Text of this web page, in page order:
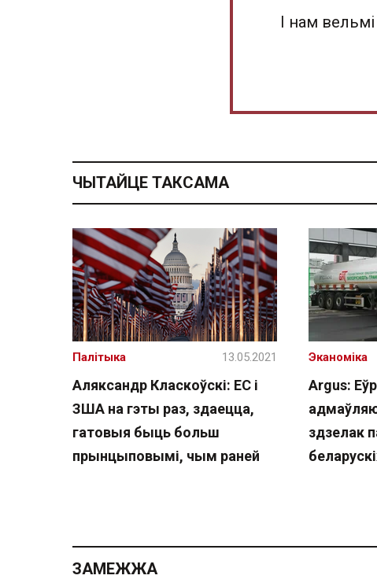
І нам
ЧЫТАЙЦЕ ТАКСАМА
Аляксандр Класкоўскі: ЕС і
ЗША на гэты раз, здаецца,
гатовыя быць больш
прынцыповымі, чым раней
Палітыка 13.05.2021
Argus:
здзелак
Эканоміка
ЗАМЕЖЖА